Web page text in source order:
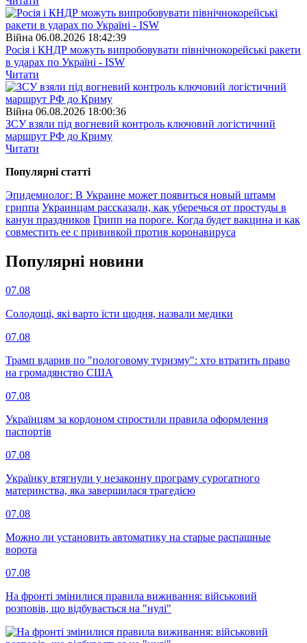
Війна 06.08.2026 18:42:39
Росія і КНДР можуть випробовувати північнокорейські ракети
в ударах по Україні - ISW
Читати
Війна 06.08.2026 18:00:36
ЗСУ взяли під вогневий контроль ключовий логістичний
маршрут РФ до Криму
Читати
Популярнi статтi
Эпидемиолог: В Украине может появиться новый штамм
гриппа Украинцам рассказали, как уберечься от простуды в
канун праздников Грипп на пороге. Когда будет вакцина и как
совместить ее с прививкой против коронавируса
Популярнi новини
07.08
Солодощі, які варто їсти щодня, назвали медики
07.08
Трамп вдарив по "пологовому туризму": хто втратить право
на громадянство США
07.08
Українцям за кордоном спростили правила оформлення
паспортів
07.08
Українку втягнули у незаконну програму сурогатного
материнства, яка завершилася трагедією
07.08
Можно ли установить автоматику на старые распашные
ворота
07.08
На фронті змінилися правила виживання: військовий
розповів, що відбувається на "нулі"